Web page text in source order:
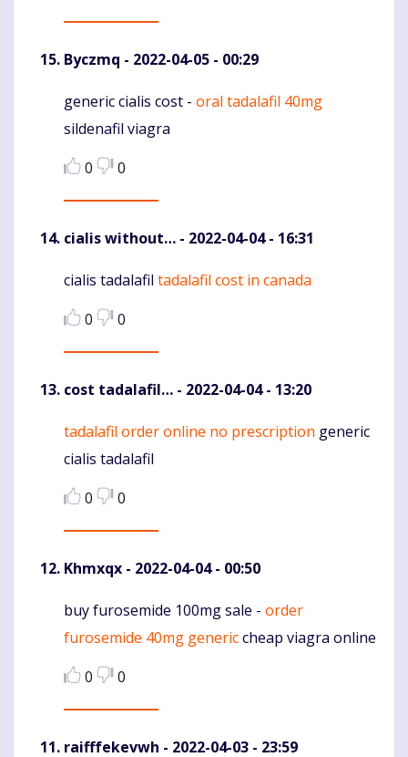
Byczmq - 2022-04-05 - 00:29
Komentaras
generic cialis cost - oral tadalafil 40mg
sildenafil viagra
0
0
cialis without… - 2022-04-04 - 16:31
Komentaras
cialis tadalafil tadalafil cost in canada
0
0
cost tadalafil… - 2022-04-04 - 13:20
Komentaras
tadalafil order online no prescription generic
cialis tadalafil
0
0
Khmxqx - 2022-04-04 - 00:50
Komentaras
buy furosemide 100mg sale - order
furosemide 40mg genericcheap viagra online
0
0
raifffekevwh - 2022-04-03 - 23:59